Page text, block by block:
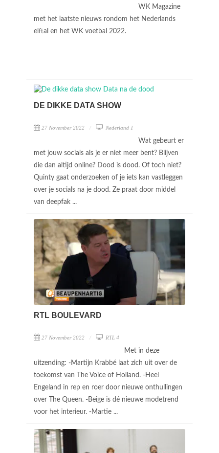
WK Magazine
met het laatste nieuws rondom het Nederlands
elftal en het WK voetbal 2022.
DE DIKKE DATA SHOW
27 November 2022 Nederland 1
Wat gebeurt er
met jouw socials als je er niet meer bent? Blijven
die dan altijd online? Dood is dood. Of toch niet?
Quinty gaat onderzoeken of je iets kan vastleggen
over je socials na je dood. Ze praat door middel
van deepfak ...
RTL BOULEVARD
27 November 2022 RTL 4
Met in deze
uitzending: -Martijn Krabbé laat zich uit over de
toekomst van The Voice of Holland. -Heel
Engeland in rep en roer door nieuwe onthullingen
over The Queen. -Beige is dé nieuwe modetrend
voor het interieur. -Martie ...